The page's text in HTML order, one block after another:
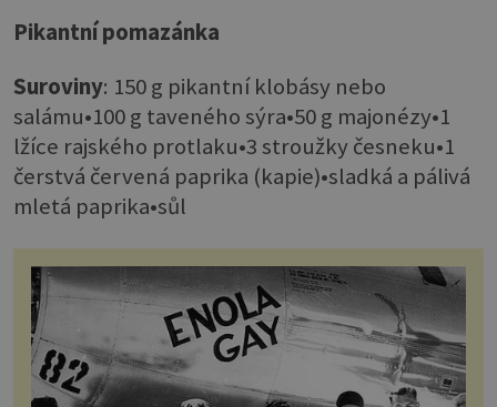
Pikantní pomazánka
Suroviny: 150 g pikantní klobásy nebo
salámu•100 g taveného sýra•50 g majonézy•1
lžíce rajského protlaku•3 stroužky česneku•1
čerstvá červená paprika (kapie)•sladká a pálivá
mletá paprika•sůl